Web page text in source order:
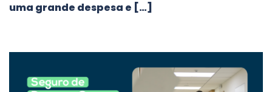
uma grande despesa e […]